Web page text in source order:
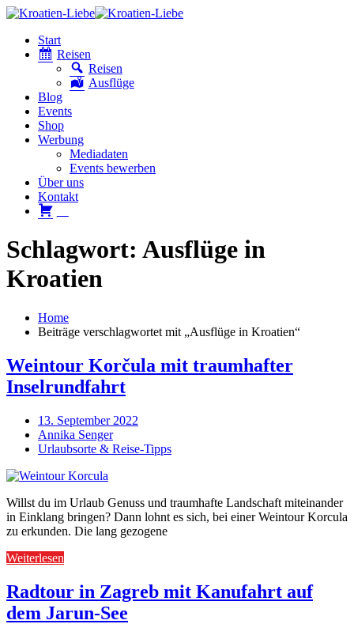
Start
Reisen
Reisen
Ausflüge
Blog
Events
Shop
Werbung
Mediadaten
Events bewerben
Über uns
Kontakt
Schlagwort: Ausflüge in
Kroatien
Home
Beiträge verschlagwortet mit „Ausflüge in Kroatien“
Weintour Korčula mit traumhafter
Inselrundfahrt
13. September 2022
Annika Senger
Urlaubsorte & Reise-Tipps
Willst du im Urlaub Genuss und traumhafte Landschaft miteinander
in Einklang bringen? Dann lohnt es sich, bei einer Weintour Korcula
zu erkunden. Die lang gezogene
Weiterlesen
Radtour in Zagreb mit Kanufahrt auf
dem Jarun-See